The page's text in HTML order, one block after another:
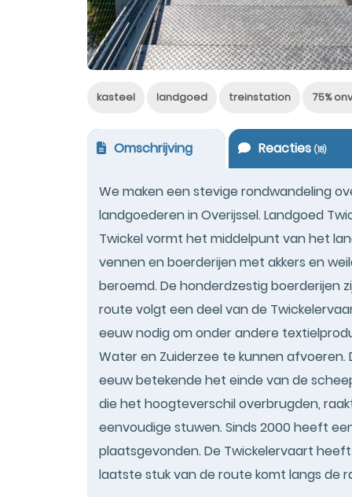
kasteel landgoed treinstation 75%
Omschrijving Reacties(18)
We maken een stevige rondwandeling
landgoederen in Overijssel. Landgoed
Twickel vormt het middelpunt van het
vennen en boerderijen met akkers en
beroemd. De honderdzestig boerderijen
route volgt een deel van de
eeuw nodig om onder andere
Water en Zuiderzee te kunnen
eeuw betekende het einde van de
die het hoogteverschil overbrugden,
eenvoudige stuwen. Sinds 2000 heeft
plaatsgevonden. De Twickelervaart
laatste stuk van de route komt langs de